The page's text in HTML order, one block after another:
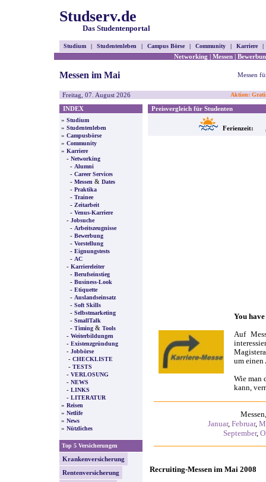
Studserv.de
Das Studentenportal
Studium | Studentenleben | Campus Börse | Community | Karriere |
Networking | Messen |
Messen im Mai Messen
Freitag, 07. August 2026 Aktion:
INDEX
» Studium
» Studentenleben
» Campusbörse
» Community
» Karriere
- Networking
- Alumni
- Career Services
- Messen & Dates
- Praktika
- Trainee
- Zeitarbeit
- Venus-Karriere
- Jobsuche
- Arbeitszeugnisse
- Bewerbung
- Vorstellung
- Eignungstests
- AC
- Karriereleiter
- Berufseinstieg
- Business-Look
- Etiquette
- Auslandseinsatz
- Soft Skills
- Selbstmarketing
- SmallTalk
- Timing & Tools
- Weiterbildungen
- Existenzgründung
- Jobbörse
- CHECKLISTE
- TESTS
- VERLOSUNG
- NEWS
- LINKS
- LITERATUR
» Reisen
» Netlife
» News
» Nützliches
Top 5 Versicherungen
Krankenversicherung
Rentenversicherung
Preisvergleich für Studenten
Ferienzeit:
You
Auf
um einen
Wie man
kann,
Januar,Februar,
September,
Recruiting-Messen im Mai 2008